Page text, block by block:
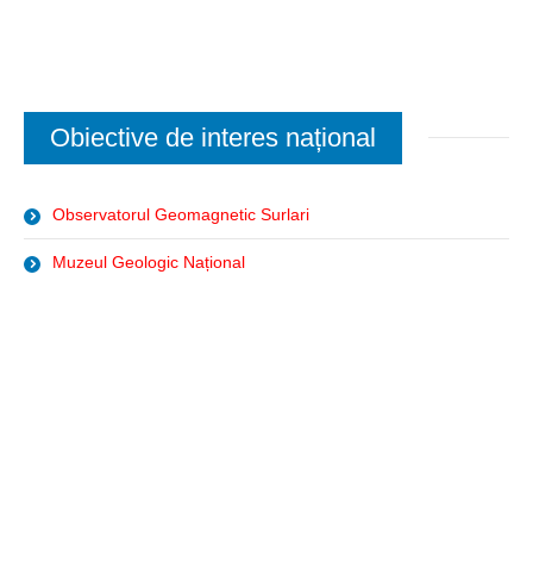
Obiective de interes național
Observatorul Geomagnetic Surlari
Muzeul Geologic Național